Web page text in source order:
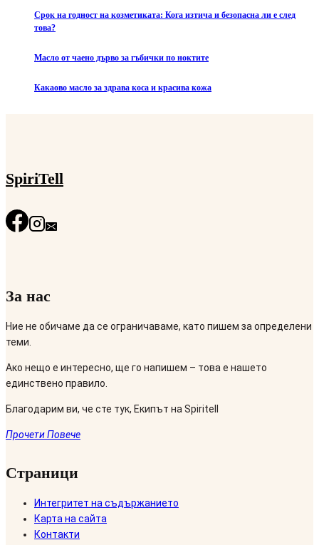
Срок на годност на козметиката: Кога изтича и безопасна ли е след
това?
Масло от чаено дърво за гъбички по ноктите
Какаово масло за здрава коса и красива кожа
SpiriTell
За нас
Ние не обичаме да се ограничаваме, като пишем за определени
теми.
Ако нещо е интересно, ще го напишем – това е нашето
единствено правило.
Благодарим ви, че сте тук, Екипът на Spiritell
Прочети Повече
Страници
Интегритет на съдържанието
Карта на сайта
Контакти